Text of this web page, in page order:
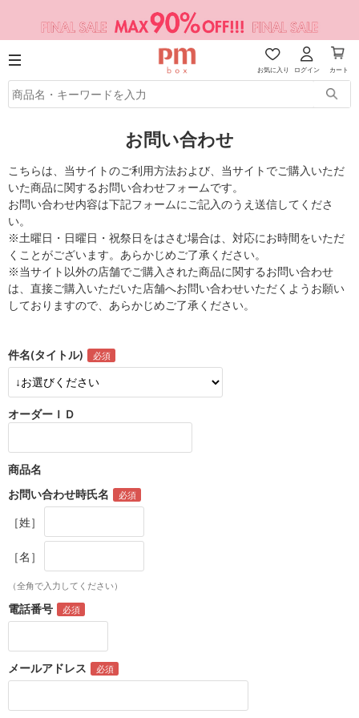
お気に入り ログイン カート
お問い合わせ
こちらは、当サイトのご利用方法および、当サイトでご購入いただ
いた商品に関するお問い合わせフォームです。
お問い合わせ内容は下記フォームにご記入のうえ送信してくださ
い。
※土曜日・日曜日・祝祭日をはさむ場合は、対応にお時間をいただ
くことがございます。あらかじめご了承ください。
※当サイト以外の店舗でご購入された商品に関するお問い合わせ
は、直接ご購入いただいた店舗へお問い合わせいただくようお願い
しておりますので、あらかじめご了承ください。
件名(タイトル)
オーダーＩＤ
商品名
お問い合わせ時氏名
［姓］
［名］
（全角で入力してください）
電話番号
メールアドレス